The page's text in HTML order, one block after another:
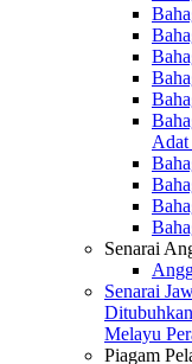
Senarai
Senarai
Melayu
Piagam